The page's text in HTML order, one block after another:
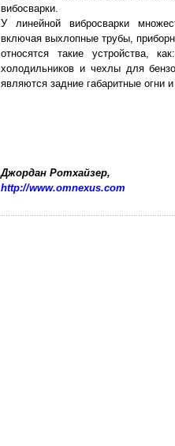
вибосварки.
У линейной вибросварки
включая выхлопные трубы,
относятся такие устройства,
холодильников и чехлы для
являются задние габаритные огни
Джордан Ротхайзер,
http://www.omnexus.com